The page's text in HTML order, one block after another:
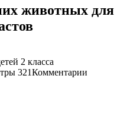
животных для
321Комментарии